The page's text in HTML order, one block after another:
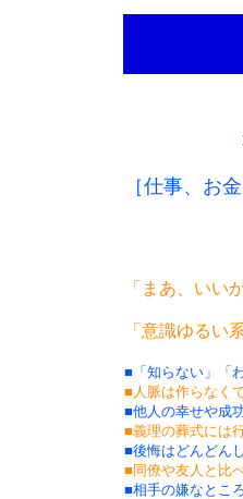
［仕事、お
「まあ、いい
「意識ゆるい
■「知らない」「
■人脈は作らなく
■他人の幸せや成
■義理の葬式には
■後悔はどんどん
■同僚や友人と比
■相手の嫌なとこ